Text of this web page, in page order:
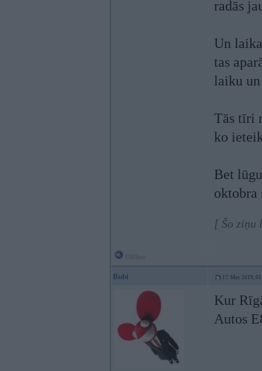
radās
Un
tas
laiku
Tās tīri
ko
Bet
oktobra
[ Šo ziņu
Bubi 17. May 2019,
Kur
Autos